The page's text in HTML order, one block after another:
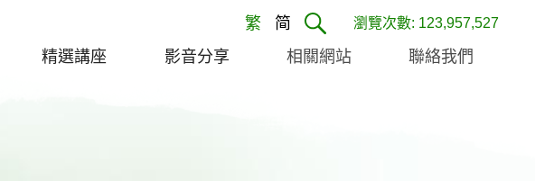
繁 简 瀏覽次數: 123,957,527
精選講座 影音分享 相關網站 聯絡我們